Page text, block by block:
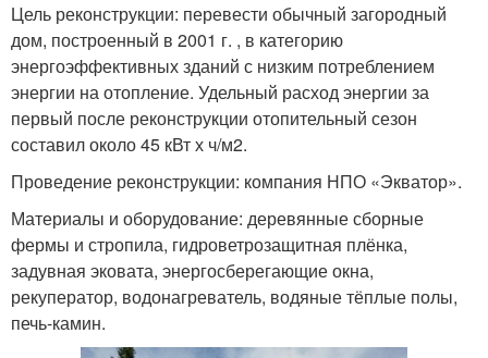
Цель реконструкции: перевести обычный загородный
дом, построенный в 2001 г. , в категорию
энергоэффективных зданий с низким потреблением
энергии на отопление. Удельный расход энергии за
первый после реконструкции отопительный сезон
составил около 45 кВт х ч/м2.
Проведение реконструкции: компания НПО «Экватор».
Материалы и оборудование: деревянные сборные
фермы и стропила, гидроветрозащитная плёнка,
задувная эковата, энергосберегающие окна,
рекуператор, водонагреватель, водяные тёплые полы,
печь-камин.